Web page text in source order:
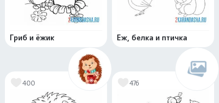
Гриб и ёжик Еж, белка и птичка
400 476